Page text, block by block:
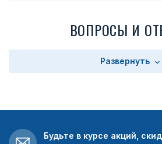
ВОПРОСЫ И
Развернуть
Будьте в курсе акций,